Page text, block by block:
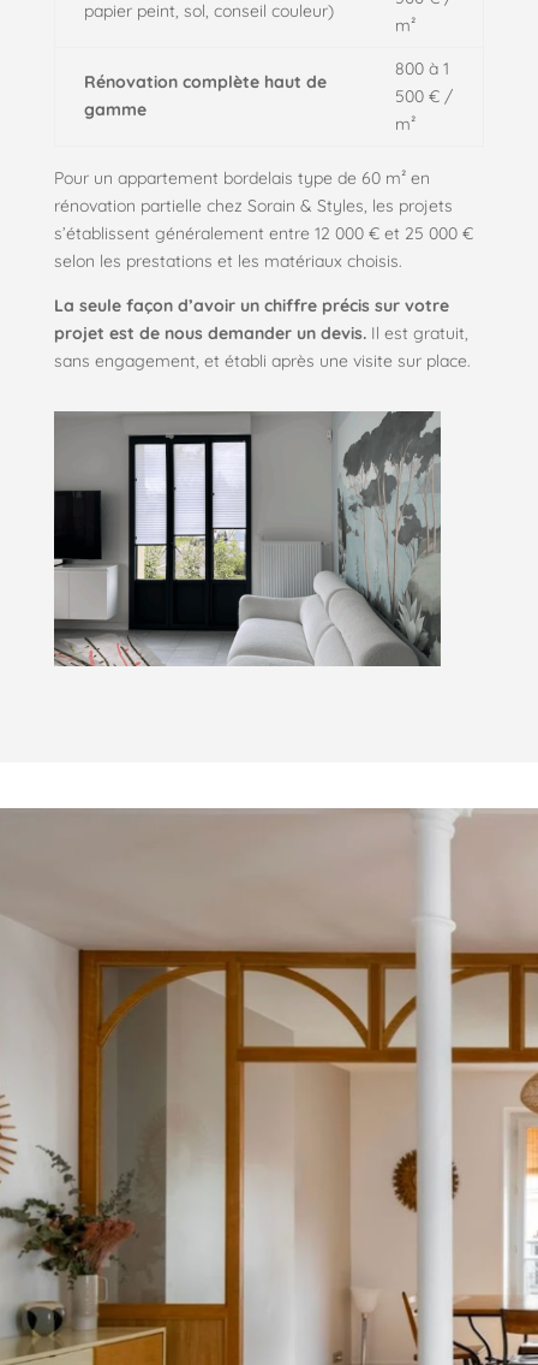
papier peint, sol, conseil couleur)
m²
Rénovation complète haut de
gamme
800 à 1
500 € /
m²
Pour un appartement bordelais type de 60 m² en
rénovation partielle chez Sorain & Styles, les projets
s’établissent généralement entre 12 000 € et 25 000 €
selon les prestations et les matériaux choisis.
La seule façon d’avoir un chiffre précis sur votre
projet est de nous demander un devis.Il est gratuit,
sans engagement, et établi après une visite sur place.